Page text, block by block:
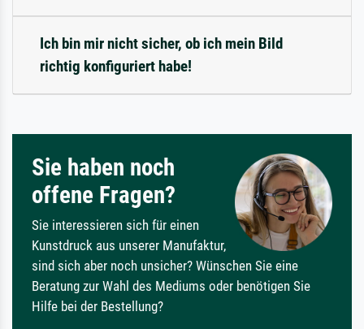
Ich bin mir nicht sicher, ob ich mein Bild
richtig konfiguriert habe!
Sie haben noch
offene Fragen?
Sie interessieren sich für einen
Kunstdruck aus unserer Manufaktur,
sind sich aber noch unsicher? Wünschen Sie eine
Beratung zur Wahl des Mediums oder benötigen Sie
Hilfe bei der Bestellung?